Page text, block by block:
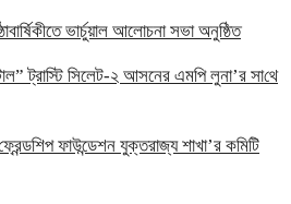
ভার্চুয়াল আলোচনা সভা অনুষ্ঠিত
ট্রাস্টি সিলেট-২ আসনের এমপি লুনা’র সা‌থে
ফাউন্ডেশন যুক্তরাজ্য শাখা’র কমিটি